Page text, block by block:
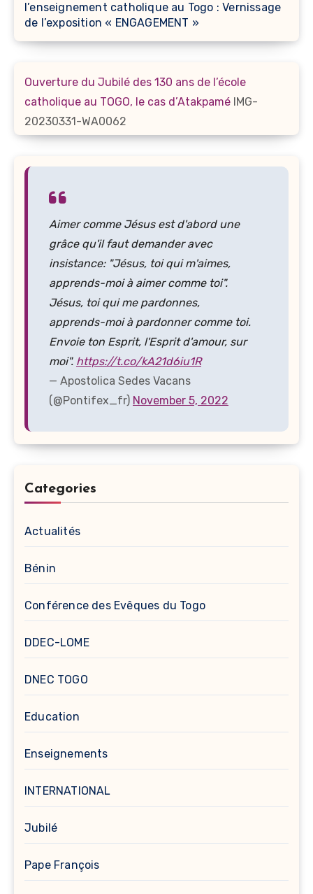
l’enseignement catholique au Togo : Vernissage
de l’exposition « ENGAGEMENT »
Ouverture du Jubilé des 130 ans de l’école
catholique au TOGO, le cas d’Atakpamé IMG-
20230331-WA0062
Aimer comme Jésus est d'abord une
grâce qu'il faut demander avec
insistance: "Jésus, toi qui m'aimes,
apprends-moi à aimer comme toi".
Jésus, toi qui me pardonnes,
apprends-moi à pardonner comme toi.
Envoie ton Esprit, l'Esprit d'amour, sur
moi". https://t.co/kA21d6iu1R
— Apostolica Sedes Vacans
(@Pontifex_fr) November 5, 2022
Categories
Actualités
Bénin
Conférence des Evêques du Togo
DDEC-LOME
DNEC TOGO
Education
Enseignements
INTERNATIONAL
Jubilé
Pape François